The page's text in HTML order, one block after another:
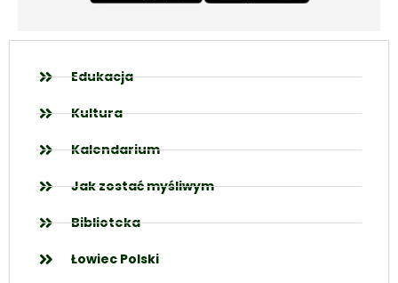
Edukacja
Kultura
Kalendarium
Jak zostać myśliwym
Biblioteka
Łowiec Polski